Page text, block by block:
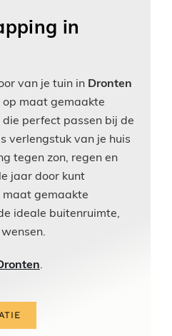
in
van je tuin in Dronten
maat gemaakte
perfect passen bij de
verlengstuk van je huis
tegen zon, regen en
jaar door kunt
maat gemaakte
ideale buitenruimte,